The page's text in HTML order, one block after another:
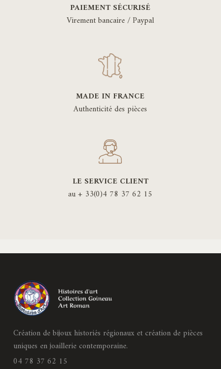
PAIEMENT SÉCURISÉ
Virement bancaire / Paypal
MADE IN FRANCE
Authenticité des pièces
LE SERVICE CLIENT
au + 33(0)4 78 37 62 15
Création de bijoux historiés régionaux et création de pièces
uniques en joaillerie contemporaine.
04 78 37 62 15